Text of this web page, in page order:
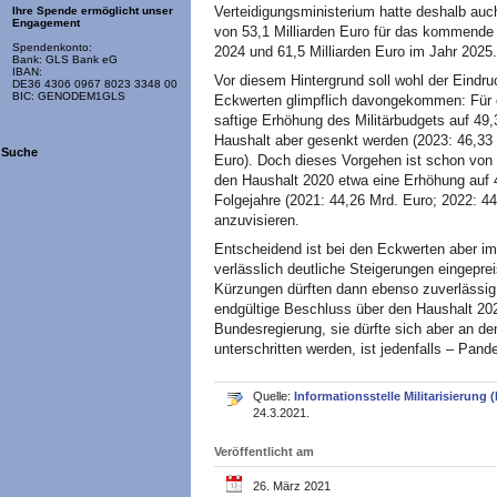
Ihre Spende ermöglicht unser
Engagement
Spendenkonto:
Bank: GLS Bank eG
IBAN:
DE36 4306 0967 8023 3348 00
BIC: GENODEM1GLS
Suche
Verteidigungsministerium hatte deshalb
von 53,1 Milliarden Euro für das
2024 und 61,5 Milliarden Euro im Jahr
Vor diesem Hintergrund soll wohl der
Eckwerten glimpflich davongekommen:
saftige Erhöhung des Militärbudgets auf
Haushalt aber gesenkt werden (2023:
Euro). Doch dieses Vorgehen ist schon
den Haushalt 2020 etwa eine Erhöhung
Folgejahre (2021: 44,26 Mrd. Euro; 2022:
anzuvisieren.
Entscheidend ist bei den Eckwerten aber
verlässlich deutliche Steigerungen
Kürzungen dürften dann ebenso
endgültige Beschluss über den Haushalt
Bundesregierung, sie dürfte sich aber an
unterschritten werden, ist jedenfalls –
Quelle: Informationsstelle Militarisierung
24.3.2021.
Veröffentlicht am
26. März 2021